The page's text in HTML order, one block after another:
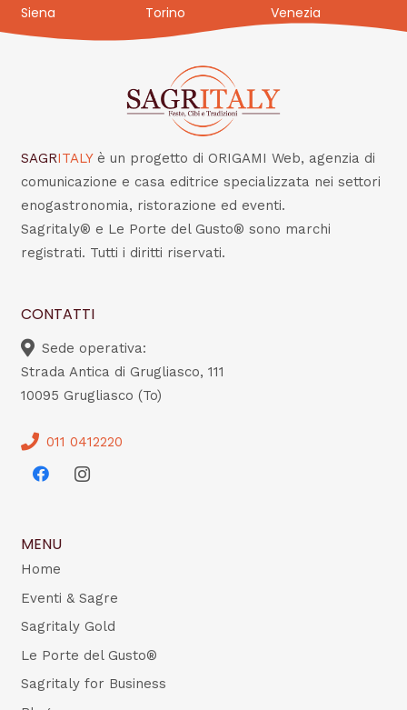
Siena
Torino Venezia
SAGRITALY è un progetto di ORIGAMI Web, agenzia di
comunicazione e casa editrice specializzata nei settori
enogastronomia, ristorazione ed eventi.
Sagritaly® e Le Porte del Gusto® sono marchi
registrati. Tutti i diritti riservati.
CONTATTI
Sede operativa:
Strada Antica di Grugliasco, 111
10095 Grugliasco (To)
011 0412220
MENU
Home
Eventi & Sagre
Sagritaly Gold
Le Porte del Gusto®
Sagritaly for Business